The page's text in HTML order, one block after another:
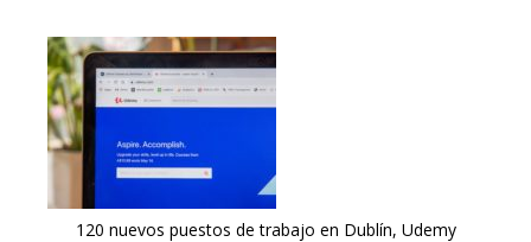
120 nuevos puestos de trabajo en Dublín, Udemy